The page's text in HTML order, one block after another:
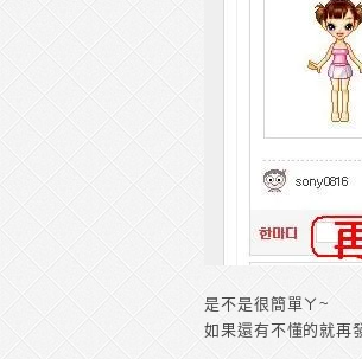
是不是很簡單ㄚ~
如果還有不懂的就再